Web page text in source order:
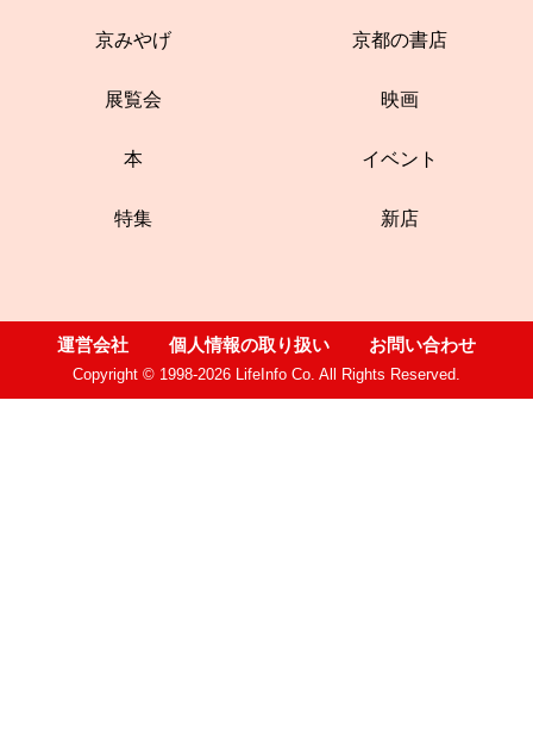
京みやげ 京都の書店
展覧会 映画
本 イベント
特集 新店
運営会社 個人情報の取り扱い お問い合わせ
Copyright © 1998-2026 LifeInfo Co. All Rights Reserved.